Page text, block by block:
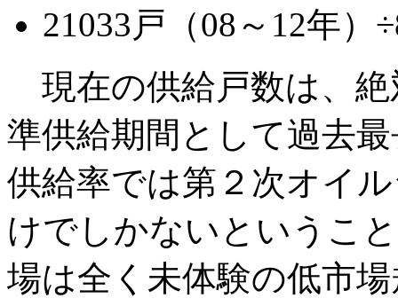
21033戸（08～12年）
現在の供給戸数は、絶
準供給期間として過去
供給率では第２次オイ
けでしかないというこ
場は全く未体験の低市